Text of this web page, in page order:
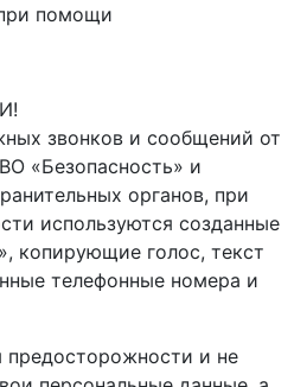
помощи
звонков и сообщений от
«Безопасность» и
органов, при
используются созданные
копирующие голос, текст
телефонные номера и
и не